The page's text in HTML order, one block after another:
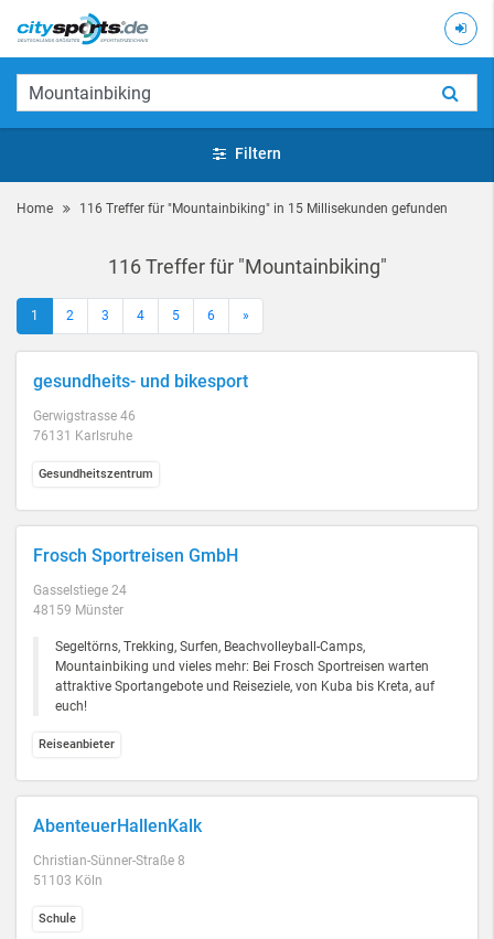
Filtern
Home 116 Treffer für "Mountainbiking" in 15 Millisekunden gefunden
116 Treffer für "Mountainbiking"
1 2 3 4 5 6 »
gesundheits- und bikesport
Gerwigstrasse 46
76131 Karlsruhe
Gesundheitszentrum
Frosch Sportreisen GmbH
Gasselstiege 24
48159 Münster
Segeltörns, Trekking, Surfen, Beachvolleyball-Camps,
Mountainbiking und vieles mehr: Bei Frosch Sportreisen warten
attraktive Sportangebote und Reiseziele, von Kuba bis Kreta, auf
euch!
Reiseanbieter
AbenteuerHallenKalk
Christian-Sünner-Straße 8
51103 Köln
Schule